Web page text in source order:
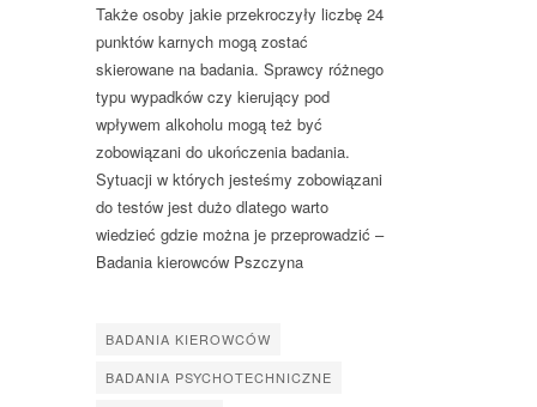
Także osoby jakie przekroczyły liczbę 24
punktów karnych mogą zostać
skierowane na badania. Sprawcy różnego
typu wypadków czy kierujący pod
wpływem alkoholu mogą też być
zobowiązani do ukończenia badania.
Sytuacji w których jesteśmy zobowiązani
do testów jest dużo dlatego warto
wiedzieć gdzie można je przeprowadzić –
Badania kierowców Pszczyna
BADANIA KIEROWCÓW
BADANIA PSYCHOTECHNICZNE